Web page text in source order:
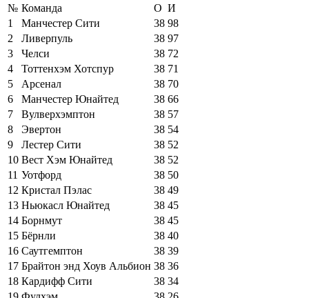
№ Команда О И
1
Манчестер Сити 38 98
2
Ливерпуль 38 97
3
Челси 38 72
4
Тоттенхэм Хотспур 38 71
5
Арсенал 38 70
6
Манчестер Юнайтед 38 66
7
Вулверхэмптон 38 57
8
Эвертон 38 54
9
Лестер Сити 38 52
10 Вест Хэм Юнайтед 38 52
11 Уотфорд 38 50
12 Кристал Пэлас 38 49
13 Ньюкасл Юнайтед 38 45
14 Борнмут 38 45
15 Бёрнли 38 40
16 Саутгемптон 38 39
17 Брайтон энд Хоув Альбион 38 36
18 Кардифф Сити 38 34